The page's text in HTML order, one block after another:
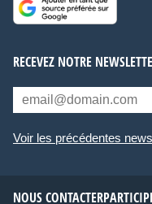
RECEVEZ NOTRE
Voir les précédentes
NOUS CONTACTER